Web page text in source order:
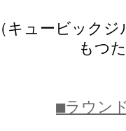
（キュービック
もつ
■ラウン